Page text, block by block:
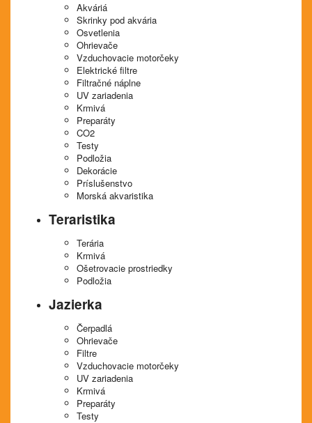
Akváriá
Skrinky pod akvária
Osvetlenia
Ohrievače
Vzduchovacie motorčeky
Elektrické filtre
Filtračné náplne
UV zariadenia
Krmivá
Preparáty
CO2
Testy
Podložia
Dekorácie
Príslušenstvo
Morská akvaristika
Teraristika
Terária
Krmivá
Ošetrovacie prostriedky
Podložia
Jazierka
Čerpadlá
Ohrievače
Filtre
Vzduchovacie motorčeky
UV zariadenia
Krmivá
Preparáty
Testy